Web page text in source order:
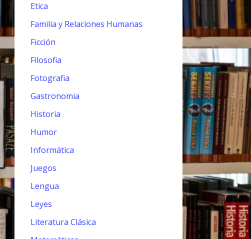
Etica
Familia y Relaciones Humanas
Ficción
Filosofia
Fotografia
Gastronomia
Historia
Humor
Informática
Juegos
Lengua
Leyes
Literatura Clásica